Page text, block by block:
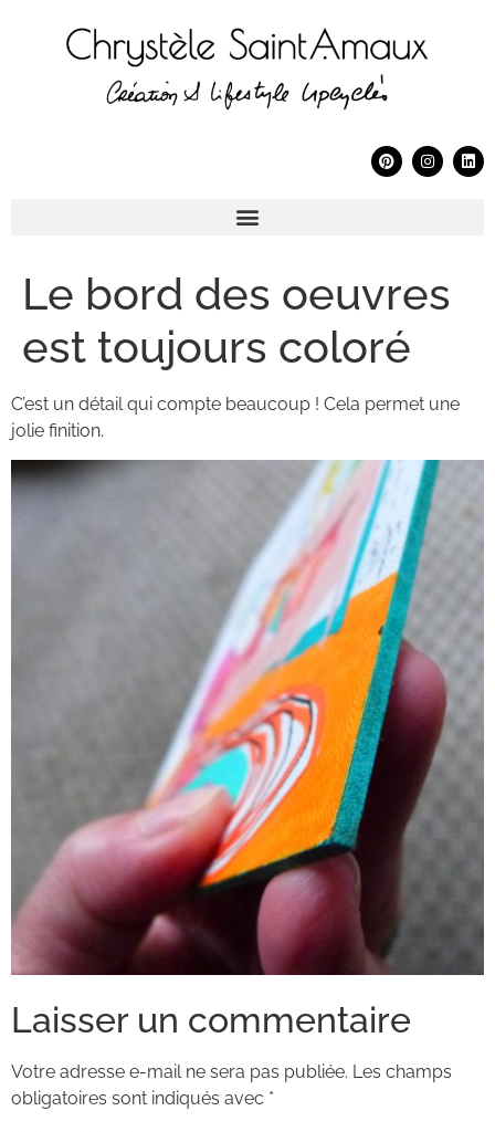
Le bord des oeuvres
est toujours coloré
C’est un détail qui compte beaucoup ! Cela permet une
jolie finition.
Laisser un commentaire
Votre adresse e-mail ne sera pas publiée. Les champs
obligatoires sont indiqués avec *